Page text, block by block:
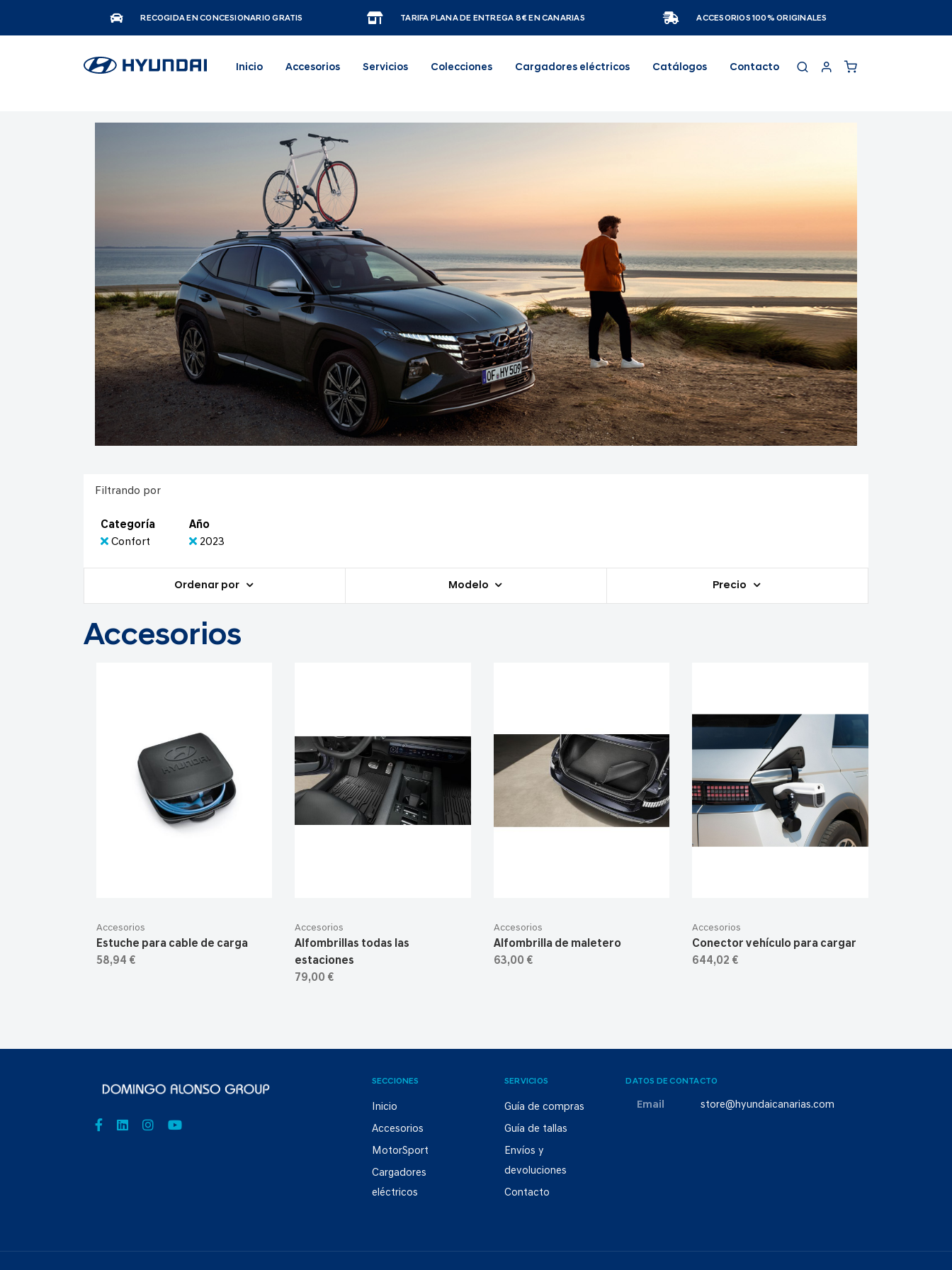
RECOGIDA EN CONCESIONARIO GRATIS TARIFA PLANA DE ENTREGA 8€ EN CANARIAS ACCESORIOS 100% ORIGINALES
Inicio Accesorios Servicios Colecciones Cargadores eléctricos Catálogos Contacto
Filtrando por
Categoría
Confort
Año
2023
Ordenar por Modelo Precio
Accesorios
Accesorios
Estuche para cable de carga
58,94 €
Accesorios
Alfombrillas todas las
estaciones
79,00 €
Accesorios
Alfombrilla de maletero
63,00 €
Accesorios
Conector vehículo para cargar
644,02 €
SECCIONES
Inicio
Accesorios
MotorSport
Cargadores
eléctricos
SERVICIOS
Guía de compras
Guía de tallas
Envíos y
devoluciones
Contacto
DATOS DE CONTACTO
Email store@hyundaicanarias.com